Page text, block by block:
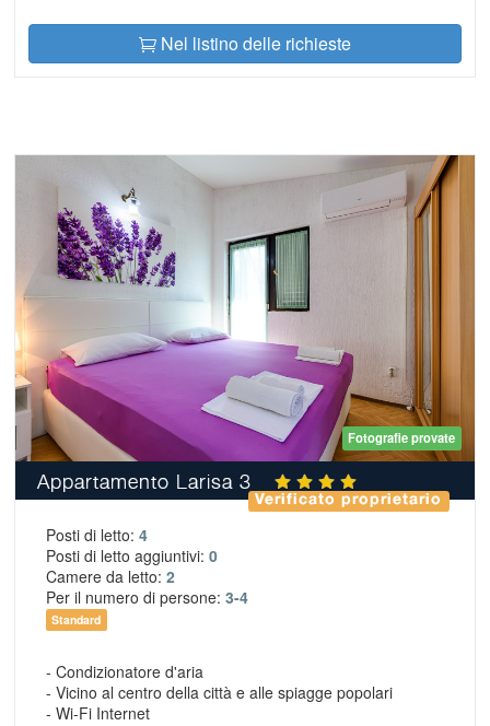
Nel listino delle richieste
Fotografie provate
Appartamento Larisa 3
Verificato proprietario
Posti di letto: 4
Posti di letto aggiuntivi: 0
Camere da letto: 2
Per il numero di persone: 3-4
Standard
- Condizionatore d'aria
- Vicino al centro della città e alle spiagge popolari
- Wi-Fi Internet